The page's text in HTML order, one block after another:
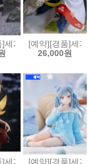
쿄쥬로 크래프트홀릭
귀멸의칼날 카마도 탄
]세가 Luminasta 단다
[예약][경품]세
26,000원
우
Luminasta 피규어 좌
]세가 모노가타리 시
[예약][경품]세